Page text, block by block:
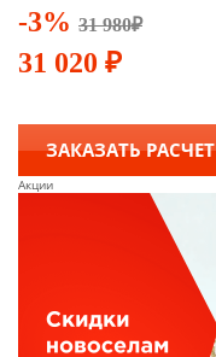
-3% 31 980₽
31 020 ₽
ЗАКАЗАТЬ РАСЧЕТ
Акции